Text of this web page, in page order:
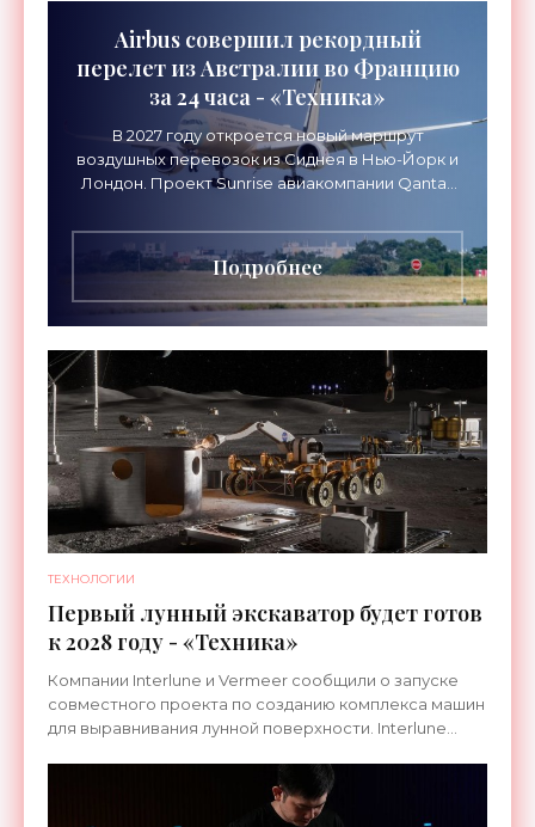
Airbus совершил рекордный
перелет из Австралии во Францию
за 24 часа - «Техника»
В 2027 году откроется новый маршрут
воздушных перевозок из Сиднея в Нью-Йорк и
Лондон. Проект Sunrise авиакомпании Qantas
длительностью до 24
Подробнее
ТЕХНОЛОГИИ
Первый лунный экскаватор будет готов
к 2028 году - «Техника»
Компании Interlune и Vermeer сообщили о запуске
совместного проекта по созданию комплекса машин
для выравнивания лунной поверхности. Interlune